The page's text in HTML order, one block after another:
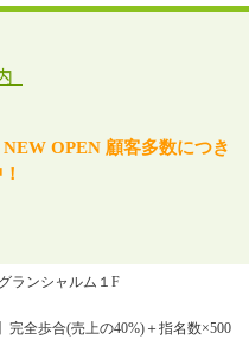
NEW OPEN 顧客多数につき
ランシャルム１F
完全歩合(売上の40%)＋指名数×500